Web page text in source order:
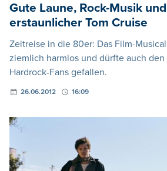
Gute Laune, Rock-Musik
erstaunlicher Tom Cruise
Zeitreise in die 80er: Das Film-
ziemlich harmlos und dürfte auch
Hardrock-Fans gefallen.
26.06.2012 16:09